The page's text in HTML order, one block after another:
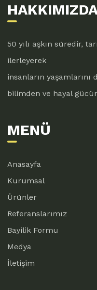
50 yılı aşkın süredir,
ilerleyerek
insanların
bilimden ve hayal
MENÜ
Anasayfa
Kurumsal
Ürünler
Referanslarımız
Bayilik Formu
Medya
İletişim